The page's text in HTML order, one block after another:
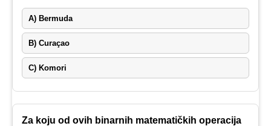
A) Bermuda
B) Curaçao
C) Komori
Za koju od ovih binarnih matematičkih operacija